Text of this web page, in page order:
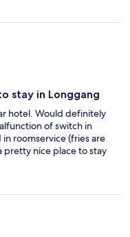
酒店業的人，對這酒店
視一下以上的問題。
stay in Longgang
hotel. Would definitely
of switch in
roomservice (fries are
pretty nice place to stay